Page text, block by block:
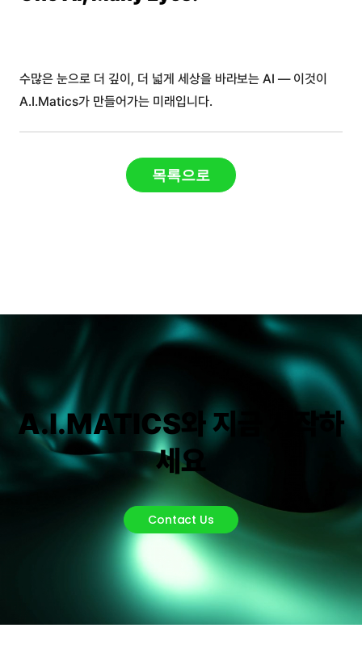
수많은 눈으로 더 깊이, 더 넓게 세상을 바라보는 AI — 이것이
A.I.Matics가 만들어가는 미래입니다.
목록으로
A.I.MATICS와 지금 시작하
세요
Contact Us